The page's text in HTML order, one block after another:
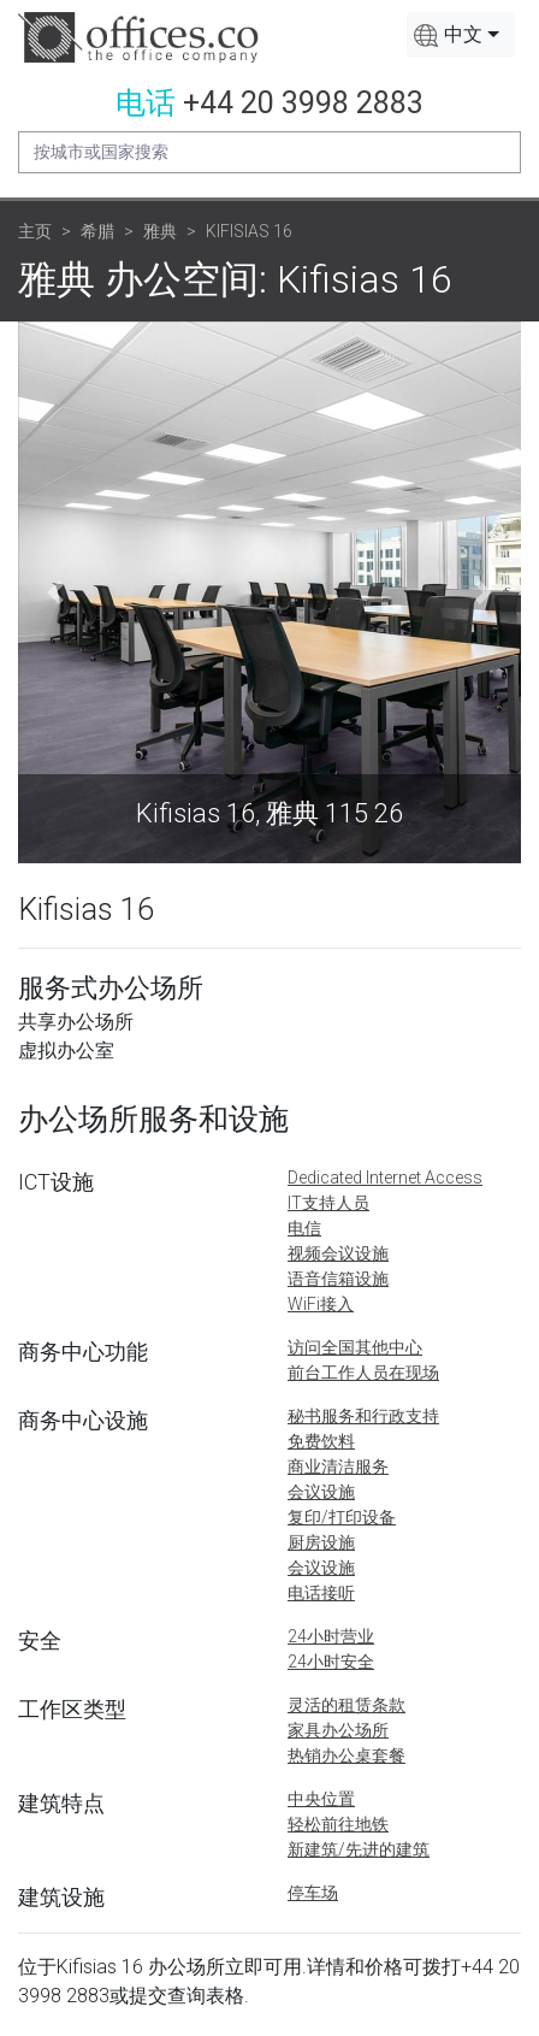
中文
电话 +44 20 3998 2883
主页 希腊 雅典 KIFISIAS 16
雅典 办公空间: Kifisias 16
Kifisias 16, 雅典 115 26
Kifisias 16
服务式办公场所
共享办公场所
虚拟办公室
办公场所服务和设施
ICT设施
Dedicated Internet Access
IT支持人员
电信
视频会议设施
语音信箱设施
WiFi接入
商务中心功能
访问全国其他中心
前台工作人员在现场
商务中心设施
秘书服务和行政支持
免费饮料
商业清洁服务
会议设施
复印/打印设备
厨房设施
会议设施
电话接听
安全
24小时营业
24小时安全
工作区类型
灵活的租赁条款
家具办公场所
热销办公桌套餐
建筑特点
中央位置
轻松前往地铁
新建筑/先进的建筑
建筑设施 停车场
位于Kifisias 16 办公场所立即可用.详情和价格可拨打+44 20
3998 2883或提交查询表格.